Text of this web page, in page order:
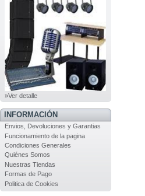
»Ver detalle
INFORMACIÓN
Envios, Devoluciones y Garantias
Funcionamiento de la pagina
Condiciones Generales
Quiénes Somos
Nuestras Tiendas
Formas de Pago
Politica de Cookies